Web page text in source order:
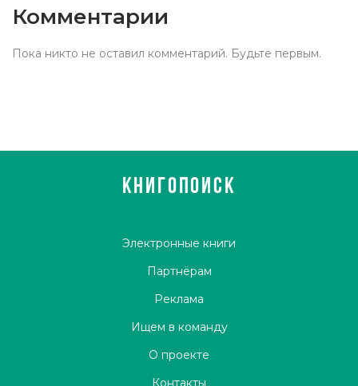
Комментарии
Пока никто не оставил комментарий. Будьте первым.
КНИГОПОИСК
Электронные книги
Партнёрам
Реклама
Ищем в команду
О проекте
Контакты